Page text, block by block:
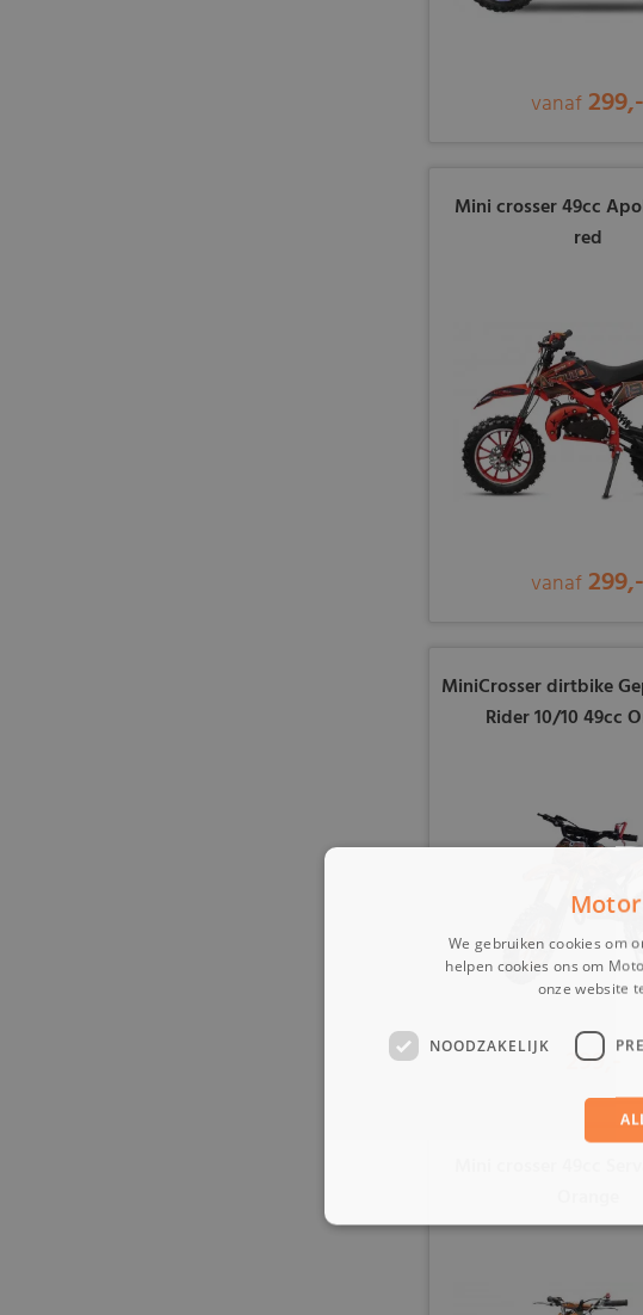
vanaf299,-
Mini crosser 49cc
red
vanaf299,-
MiniCrosser dirtbike
Rider 10/10 49cc
299,-
Mini crosser 49cc
We gebruiken cookies om
helpen cookies ons om
onze website
NOODZAKELIJK